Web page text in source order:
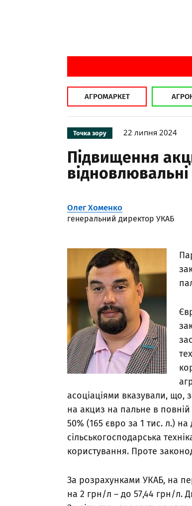
АГРОМАРКЕТ
Точка зору 22 липня 2024
Підвищення
Олег Хоменко
генеральний директор УКАБ
асоціаціями вказували, що,
на акциз на пальне в
50% (165 євро за 1 тис. л.)
сільськогосподарська
користування. Проте
За розрахунками УКАБ, на
на 2 грн/л – до 57,44 грн/л.